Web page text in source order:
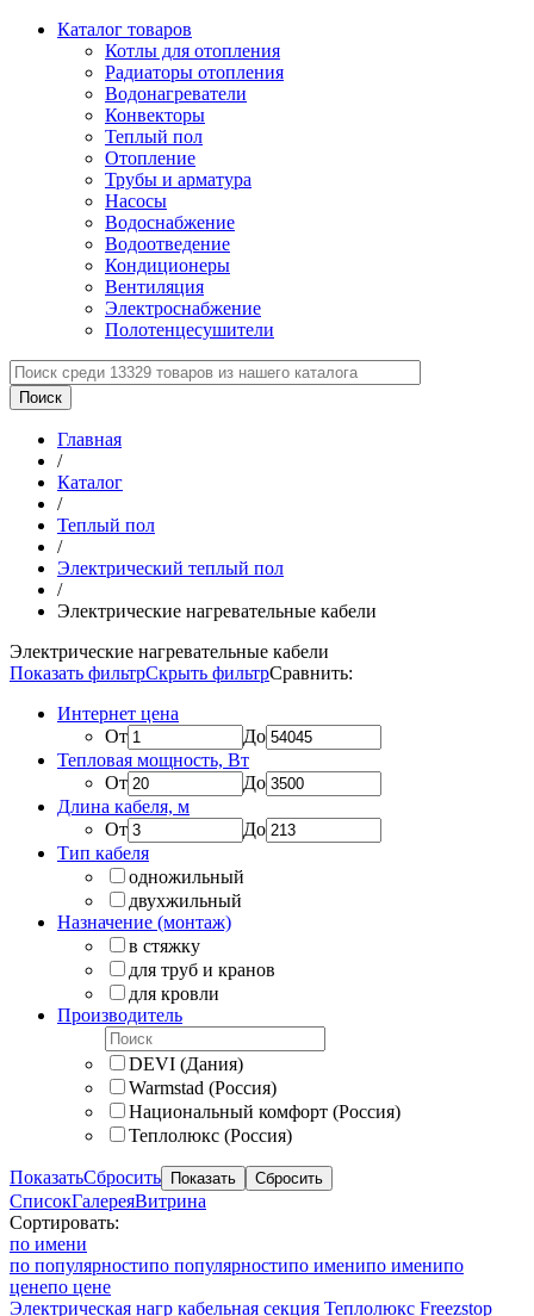
Каталог товаров
Котлы для отопления
Радиаторы отопления
Водонагреватели
Конвекторы
Теплый пол
Отопление
Трубы и арматура
Насосы
Водоснабжение
Водоотведение
Кондиционеры
Вентиляция
Электроснабжение
Полотенцесушители
Главная
/
Каталог
/
Теплый пол
/
Электрический теплый пол
/
Электрические нагревательные кабели
Электрические нагревательные кабели
Показать фильтрСкрыть фильтрСравнить:
Интернет цена
От
До
Тепловая мощность, Вт
От
До
Длина кабеля, м
От
До
Тип кабеля
одножильный
двухжильный
Назначение (монтаж)
в стяжку
для труб и кранов
для кровли
Производитель
DEVI (Дания)
Warmstad (Россия)
Национальный комфорт (Россия)
Теплолюкс (Россия)
ПоказатьСбросить
СписокГалереяВитрина
Сортировать:
по имени
по популярностипо популярностипо именипо именипо
ценепо цене
Электрическая нагр кабельная секция Теплолюкс Freezstop